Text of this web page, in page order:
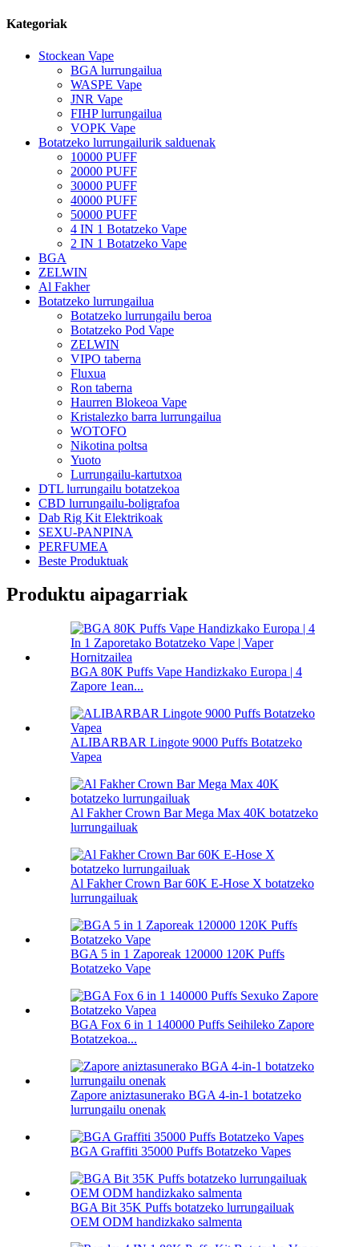
Kategoriak
Stockean Vape
BGA lurrungailua
WASPE Vape
JNR Vape
FIHP lurrungailua
VOPK Vape
Botatzeko lurrungailurik salduenak
10000 PUFF
20000 PUFF
30000 PUFF
40000 PUFF
50000 PUFF
4 IN 1 Botatzeko Vape
2 IN 1 Botatzeko Vape
BGA
ZELWIN
Al Fakher
Botatzeko lurrungailua
Botatzeko lurrungailu beroa
Botatzeko Pod Vape
ZELWIN
VIPO taberna
Fluxua
Ron taberna
Haurren Blokeoa Vape
Kristalezko barra lurrungailua
WOTOFO
Nikotina poltsa
Yuoto
Lurrungailu-kartutxoa
DTL lurrungailu botatzekoa
CBD lurrungailu-boligrafoa
Dab Rig Kit Elektrikoak
SEXU-PANPINA
PERFUMEA
Beste Produktuak
Produktu aipagarriak
BGA 80K Puffs Vape Handizkako Europa | 4
Zapore 1ean...
ALIBARBAR Lingote 9000 Puffs Botatzeko
Vapea
Al Fakher Crown Bar Mega Max 40K botatzeko
lurrungailuak
Al Fakher Crown Bar 60K E-Hose X botatzeko
lurrungailuak
BGA 5 in 1 Zaporeak 120000 120K Puffs
Botatzeko Vape
BGA Fox 6 in 1 140000 Puffs Seihileko Zapore
Botatzekoa...
Zapore aniztasunerako BGA 4-in-1 botatzeko
lurrungailu onenak
BGA Graffiti 35000 Puffs Botatzeko Vapes
BGA Bit 35K Puffs botatzeko lurrungailuak
OEM ODM handizkako salmenta